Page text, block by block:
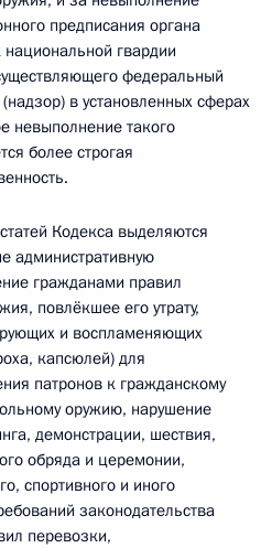
предписания органа
гвардии
федеральный
в установленных сферах
невыполнение такого
более строгая
Кодекса выделяются
административную
гражданами правил
повлёкшее его утрату,
и воспламеняющих
капсюлей) для
патронов к гражданскому
оружию, нарушение
демонстрации, шествия,
обряда и церемонии,
спортивного и иного
законодательства
перевозки,